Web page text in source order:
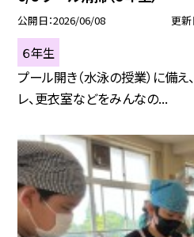
公開日 2026/06/08 更新
６年生
プール開き（水泳の授業）に備
レ、更衣室などをみんなの...